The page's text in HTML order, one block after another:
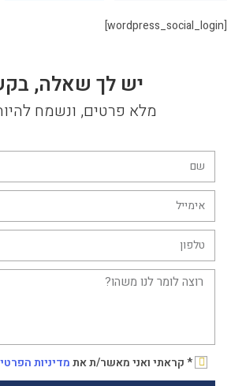
[wordpress_social_login]
יש לך שאלה,
מלא פרטים, ונשמח
* קראתי ואני מאשר/ת אתמדיניות